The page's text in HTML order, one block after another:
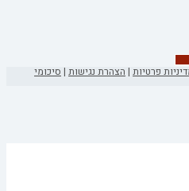
פרטיות | הצהרת נגישות | סיכומי